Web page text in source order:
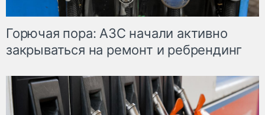
Горючая пора: АЗС начали активно
закрываться на ремонт и ребрендинг